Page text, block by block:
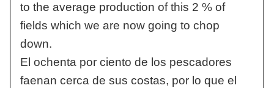
to the average production of this 2 % of
fields which we are now going to chop
down.
El ochenta por ciento de los pescadores
faenan cerca de sus costas, por lo que el